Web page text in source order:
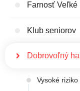
Farnosť Veľké
Klub seniorov
Dobrovoľný
Vysoké